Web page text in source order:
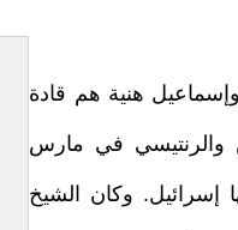
هنية هم قادة
والرنتيسي في مارس
نفذتها إسرائيل. وكان الشيخ